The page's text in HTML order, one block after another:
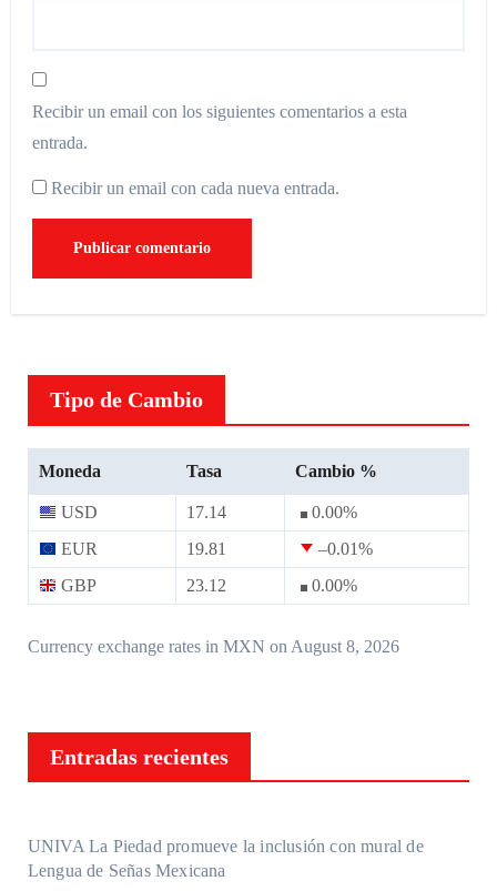
Recibir un email con los siguientes comentarios a esta
entrada.
Recibir un email con cada nueva entrada.
Tipo de Cambio
Moneda Tasa Cambio %
USD 17.14 0.00%
EUR
19.81 –0.01%
GBP
23.12 0.00%
Currency exchange rates in MXN on August 8, 2026
Entradas recientes
UNIVA La Piedad promueve la inclusión con mural de
Lengua de Señas Mexicana